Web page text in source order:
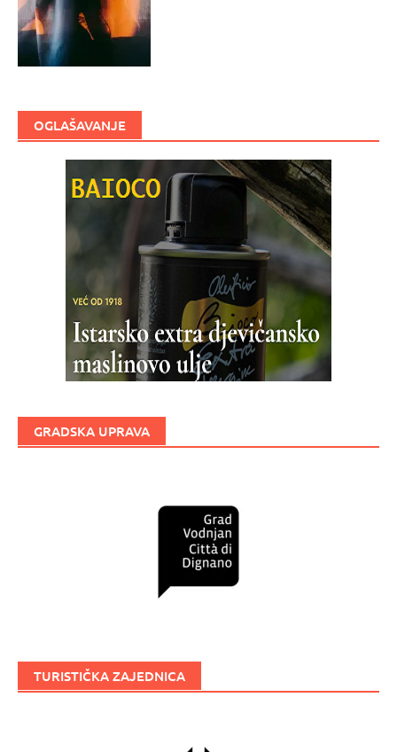
OGLAŠAVANJE
GRADSKA UPRAVA
TURISTIČKA ZAJEDNICA